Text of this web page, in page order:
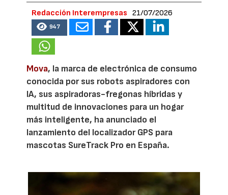
Redacción Interempresas 21/07/2026
947
Mova, la marca de electrónica de consumo
conocida por sus robots aspiradores con
IA, sus aspiradoras-fregonas híbridas y
multitud de innovaciones para un hogar
más inteligente, ha anunciado el
lanzamiento del localizador GPS para
mascotas SureTrack Pro en España.